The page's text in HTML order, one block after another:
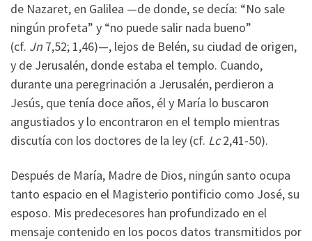
de Nazaret, en Galilea —de donde, se decía: “No sale
ningún profeta” y “no puede salir nada bueno”
(cf. Jn 7,52; 1,46)—, lejos de Belén, su ciudad de origen,
y de Jerusalén, donde estaba el templo. Cuando,
durante una peregrinación a Jerusalén, perdieron a
Jesús, que tenía doce años, él y María lo buscaron
angustiados y lo encontraron en el templo mientras
discutía con los doctores de la ley (cf. Lc2,41-50).
Después de María, Madre de Dios, ningún santo ocupa
tanto espacio en el Magisterio pontificio como José, su
esposo. Mis predecesores han profundizado en el
mensaje contenido en los pocos datos transmitidos por